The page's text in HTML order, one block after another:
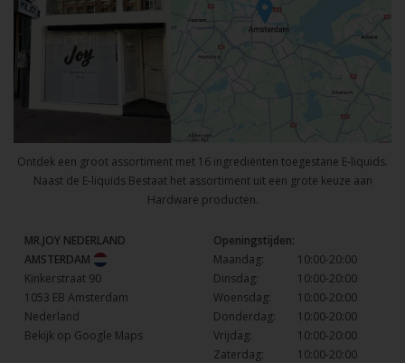
Ontdek een groot assortiment met 16 ingrediënten toegestane E-liquids.
Naast de E-liquids Bestaat het assortiment uit een grote keuze aan
Hardware producten.
MR.JOY NEDERLAND
AMSTERDAM
Kinkerstraat 90
1053 EB Amsterdam
Nederland
Bekijk op Google Maps
Openingstijden:
Maandag:
10:00-20:00
Dinsdag:
10:00-20:00
Woensdag:
10:00-20:00
Donderdag:
10:00-20:00
Vrijdag:
10:00-20:00
Zaterdag:
10:00-20:00